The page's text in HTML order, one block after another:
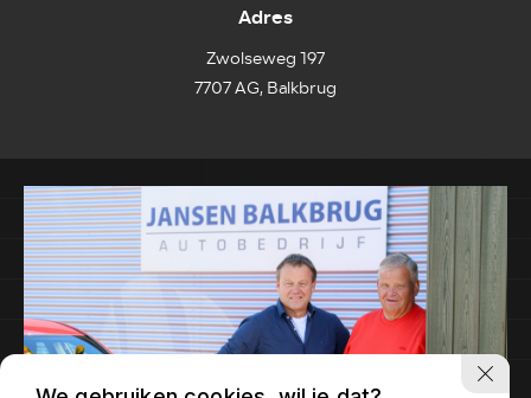
Adres
Zwolseweg 197
7707 AG, Balkbrug